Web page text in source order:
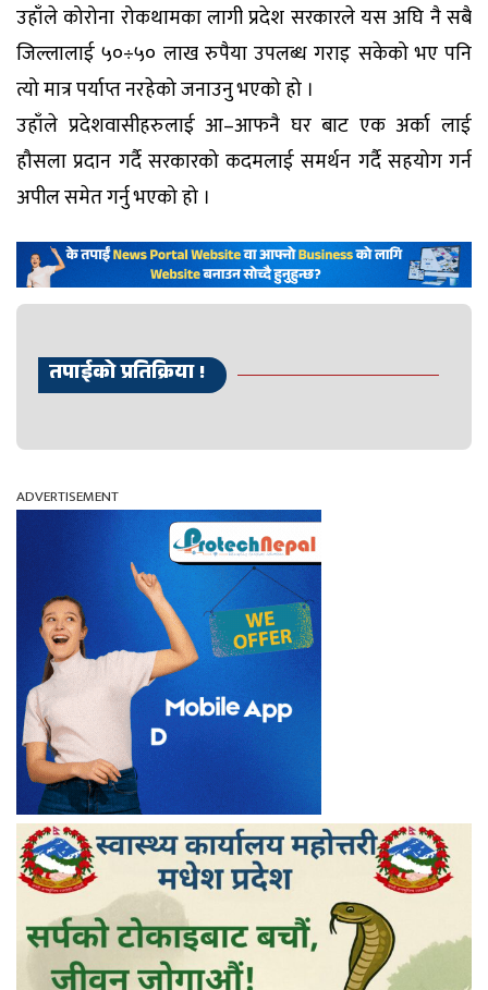
उहाँले कोरोना रोकथामका लागी प्रदेश सरकारले यस अघि नै सबै
जिल्लालाई ५०÷५० लाख रुपैया उपलब्ध गराइ सकेको भए पनि
त्यो मात्र पर्याप्त नरहेको जनाउनु भएको हो ।
उहाँले प्रदेशवासीहरुलाई आ–आफनै घर बाट एक अर्का लाई
हौसला प्रदान गर्दै सरकारको कदमलाई समर्थन गर्दै सहयोग गर्न
अपील समेत गर्नु भएको हो ।
तपाईको प्रतिक्रिया !
ADVERTISEMENT